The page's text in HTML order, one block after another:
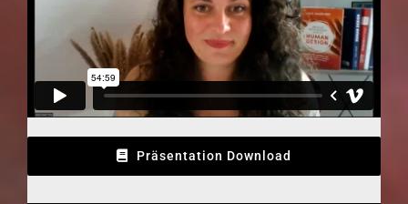
Präsentation Download